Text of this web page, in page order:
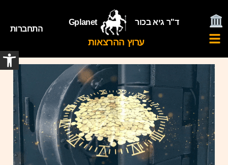
ד"ר גיא בכור Gplanet
ערוץ ההרצאות
התחברות